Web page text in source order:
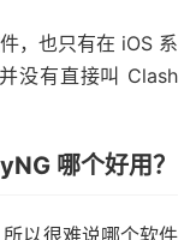
，也只有在 iOS 系
没有直接叫 Clash
哪个好用？
以很难说哪个软件